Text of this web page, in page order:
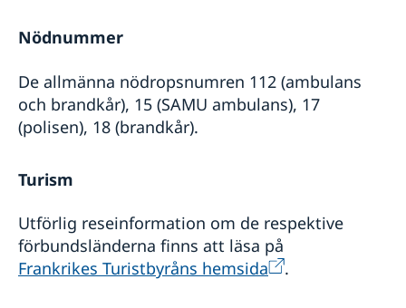
Nödnummer
De allmänna nödropsnumren 112 (ambulans
och brandkår), 15 (SAMU ambulans), 17
(polisen), 18 (brandkår).
Turism
Utförlig reseinformation om de respektive
förbundsländerna finns att läsa på
Frankrikes Turistbyråns hemsida
.